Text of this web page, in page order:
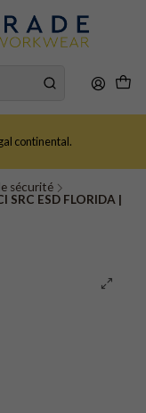
continental.
sécurité
ESD FLORIDA |